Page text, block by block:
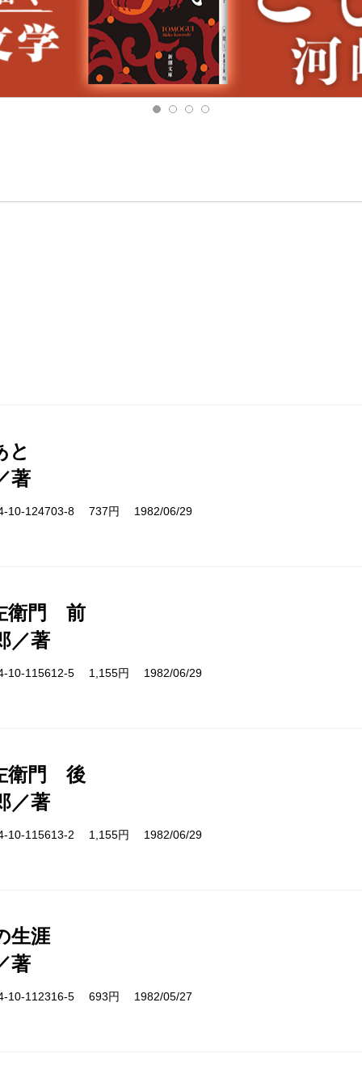
と
著
10-124703-8 737円 1982/06/29
衛門 前
／著
10-115612-5 1,155円 1982/06/29
衛門 後
／著
10-115613-2 1,155円 1982/06/29
生涯
著
10-112316-5 693円 1982/05/27